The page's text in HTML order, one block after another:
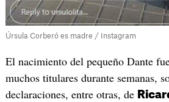
Úrsula Corberó es madre / Instagram
El nacimiento del pequeño Dante
muchos titulares durante semanas,
declaraciones, entre otras, de